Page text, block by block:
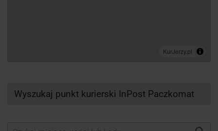
Wyszukaj punkt kurierski InPost Paczkomat